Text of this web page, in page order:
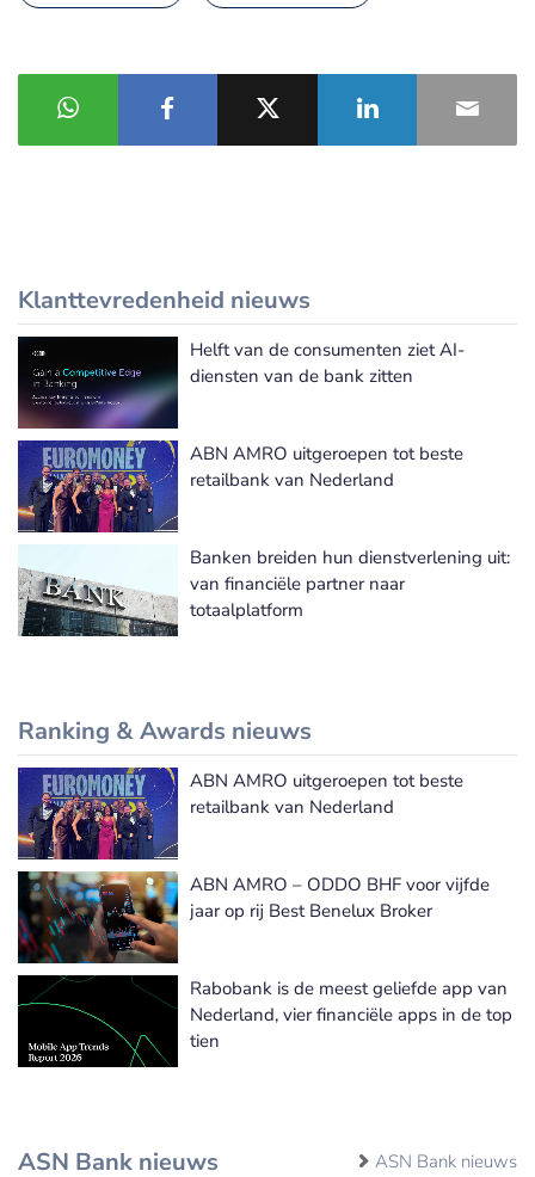
Klanttevredenheid nieuws
Meer Klanttevredenheid nieuws
Helft van de consumenten ziet AI-
diensten van de bank zitten
ABN AMRO uitgeroepen tot beste
retailbank van Nederland
Banken breiden hun dienstverlening uit:
van financiële partner naar
totaalplatform
Ranking & Awards nieuws
Meer Ranking & Awards nieuws
ABN AMRO uitgeroepen tot beste
retailbank van Nederland
ABN AMRO – ODDO BHF voor vijfde
jaar op rij Best Benelux Broker
Rabobank is de meest geliefde app van
Nederland, vier financiële apps in de top
tien
ASN Bank nieuws ASN Bank nieuws